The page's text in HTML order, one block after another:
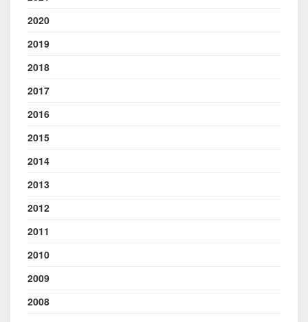
2020
2019
2018
2017
2016
2015
2014
2013
2012
2011
2010
2009
2008